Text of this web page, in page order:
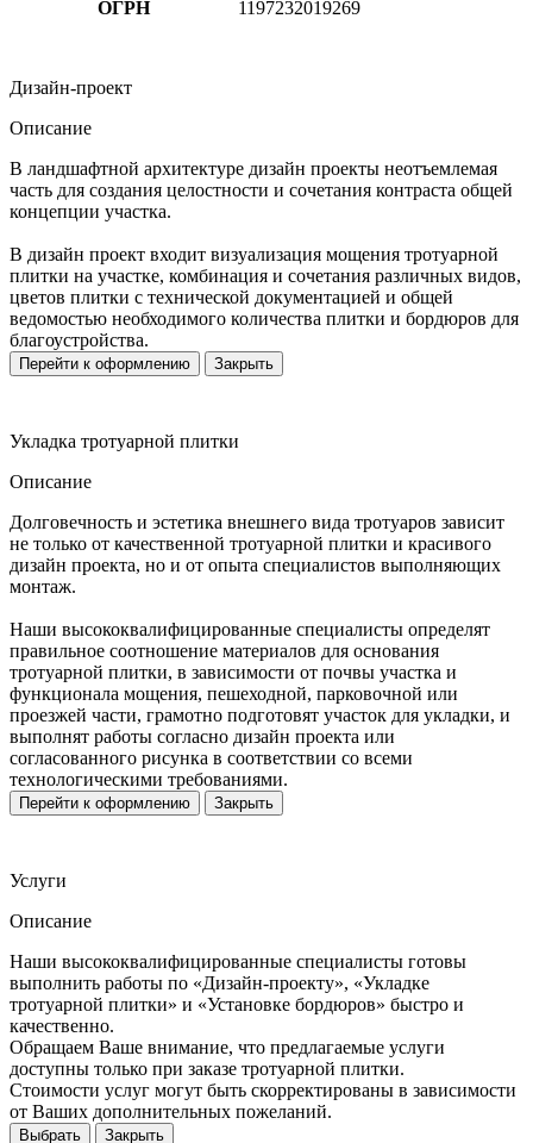
ОГРН
1197232019269
Дизайн-проект
Описание
В ландшафтной архитектуре дизайн проекты неотъемлемая
часть для создания целостности и сочетания контраста общей
концепции участка.
В дизайн проект входит визуализация мощения тротуарной
плитки на участке, комбинация и сочетания различных видов,
цветов плитки с технической документацией и общей
ведомостью необходимого количества плитки и бордюров для
благоустройства.
Перейти к оформлению Закрыть
Укладка тротуарной плитки
Описание
Долговечность и эстетика внешнего вида тротуаров зависит
не только от качественной тротуарной плитки и красивого
дизайн проекта, но и от опыта специалистов выполняющих
монтаж.
Наши высококвалифицированные специалисты определят
правильное соотношение материалов для основания
тротуарной плитки, в зависимости от почвы участка и
функционала мощения, пешеходной, парковочной или
проезжей части, грамотно подготовят участок для укладки, и
выполнят работы согласно дизайн проекта или
согласованного рисунка в соответствии со всеми
технологическими требованиями.
Перейти к оформлению Закрыть
Услуги
Описание
Наши высококвалифицированные специалисты готовы
выполнить работы по «Дизайн-проекту», «Укладке
тротуарной плитки» и «Установке бордюров» быстро и
качественно.
Обращаем Ваше внимание, что предлагаемые услуги
доступны только при заказе тротуарной плитки.
Стоимости услуг могут быть скорректированы в зависимости
от Ваших дополнительных пожеланий.
Выбрать Закрыть